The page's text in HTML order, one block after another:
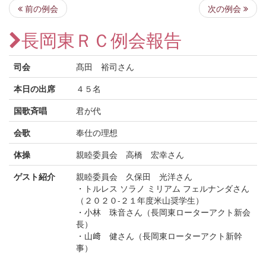
前の例会 次の例会
長岡東ＲＣ例会報告
司会
髙田 裕司さん
本日の出席
４５名
国歌斉唱
君が代
会歌
奉仕の理想
体操
親睦委員会 高橋 宏幸さん
ゲスト紹介
親睦委員会 久保田 光洋さん
・トルレス ソラノ ミリアム フェルナンダさん
（２０２０-２１年度米山奨学生）
・小林 珠音さん（長岡東ローターアクト新会
長）
・山﨑 健さん（長岡東ローターアクト新幹
事）